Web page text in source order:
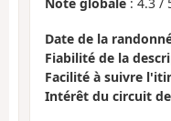
Date de la
Fiabilité de la
Facilité à suivre
Intérêt du circuit